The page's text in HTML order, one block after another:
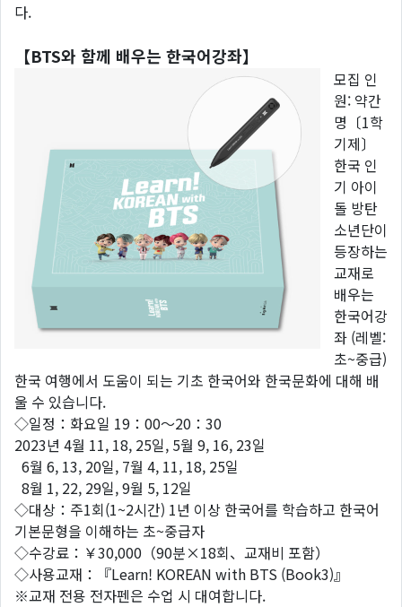
다.
【BTS와 함께 배우는 한국어강좌】
모집 인
원: 약간
명〔1학
기제〕
한국 인
기 아이
돌 방탄
소년단이
등장하는
교재로
배우는
한국어강
좌 (레벨:
초~중급)
한국 여행에서 도움이 되는 기초 한국어와 한국문화에 대해 배
울 수 있습니다.
◇일정：화요일 19：00～20：30
2023년 4월 11, 18, 25일, 5월 9, 16, 23일
6월 6, 13, 20일, 7월 4, 11, 18, 25일
8월 1, 22, 29일, 9월 5, 12일
◇대상：주1회(1~2시간) 1년 이상 한국어를 학습하고 한국어
기본문형을 이해하는 초~중급자
◇수강료：￥30,000（90분×18회、교재비 포함）
◇사용교재：『Learn! KOREAN with BTS (Book3)』
※교재 전용 전자펜은 수업 시 대여합니다.